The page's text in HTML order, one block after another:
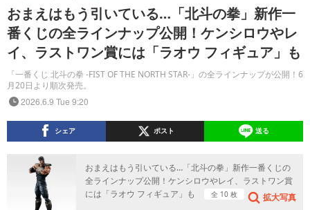
おまえはもう引いている…「北斗の拳」新作一
番くじの全ラインナップ公開！ケンシロウやレ
イ、ラストワン賞には「ラオウ フィギュア」も
「一番くじ 北斗の拳 -FIST OF THE NORTH STAR-」の全ラインナップが公開！6
月20日より順次発売。
2026.6.9 Tue 9:20
シェア ポスト 送る
おまえはもう引いている…「北斗の拳」新作一番くじの
全ラインナップ公開！ケンシロウやレイ、ラストワン賞
には「ラオウ フィギュア」も
全 10 枚 拡大写真